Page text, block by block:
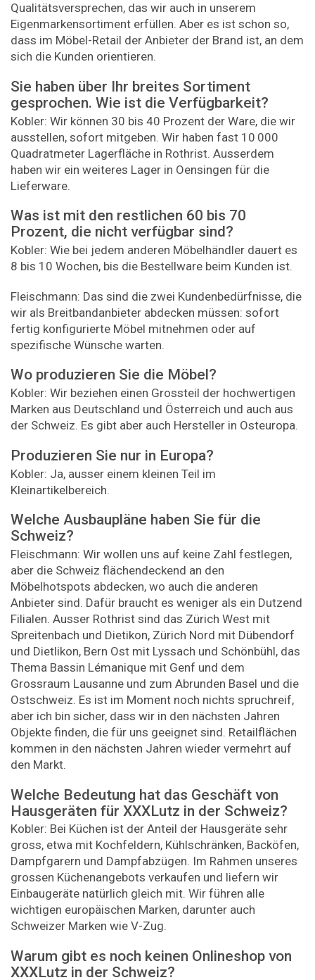
Qualitätsversprechen, das wir auch in unserem
Eigenmarkensortiment erfüllen. Aber es ist schon so,
dass im Möbel-Retail der Anbieter der Brand ist, an dem
sich die Kunden orientieren.
Sie haben über Ihr breites Sortiment
gesprochen. Wie ist die Verfügbarkeit?
Kobler: Wir können 30 bis 40 Prozent der Ware, die wir
ausstellen, sofort mitgeben. Wir haben fast 10 000
Quadratmeter Lagerfläche in Rothrist. Ausserdem
haben wir ein weiteres Lager in Oensingen für die
Lieferware.
Was ist mit den restlichen 60 bis 70
Prozent, die nicht verfügbar sind?
Kobler: Wie bei jedem anderen Möbelhändler dauert es
8 bis 10 Wochen, bis die Bestellware beim Kunden ist.
Fleischmann: Das sind die zwei Kundenbedürfnisse, die
wir als Breitbandanbieter abdecken müssen: sofort
fertig konfigurierte Möbel mitnehmen oder auf
spezifische Wünsche warten.
Wo produzieren Sie die Möbel?
Kobler: Wir beziehen einen Grossteil der hochwertigen
Marken aus Deutschland und Österreich und auch aus
der Schweiz. Es gibt aber auch Hersteller in Osteuropa.
Produzieren Sie nur in Europa?
Kobler: Ja, ausser einem kleinen Teil im
Kleinartikelbereich.
Welche Ausbaupläne haben Sie für die
Schweiz?
Fleischmann: Wir wollen uns auf keine Zahl festlegen,
aber die Schweiz flächendeckend an den
Möbelhotspots abdecken, wo auch die anderen
Anbieter sind. Dafür braucht es weniger als ein Dutzend
Filialen. Ausser Rothrist sind das Zürich West mit
Spreitenbach und Dietikon, Zürich Nord mit Dübendorf
und Dietlikon, Bern Ost mit Lyssach und Schönbühl, das
Thema Bassin Lémanique mit Genf und dem
Grossraum Lausanne und zum Abrunden Basel und die
Ostschweiz. Es ist im Moment noch nichts spruchreif,
aber ich bin sicher, dass wir in den nächsten Jahren
Objekte finden, die für uns geeignet sind. Retailflächen
kommen in den nächsten Jahren wieder vermehrt auf
den Markt.
Welche Bedeutung hat das Geschäft von
Hausgeräten für XXXLutz in der Schweiz?
Kobler: Bei Küchen ist der Anteil der Hausgeräte sehr
gross, etwa mit Kochfeldern, Kühlschränken, Backöfen,
Dampfgarern und Dampfabzügen. Im Rahmen unseres
grossen Küchenangebots verkaufen und liefern wir
Einbaugeräte natürlich gleich mit. Wir führen alle
wichtigen europäischen Marken, darunter auch
Schweizer Marken wie V-Zug.
Warum gibt es noch keinen Onlineshop von
XXXLutz in der Schweiz?